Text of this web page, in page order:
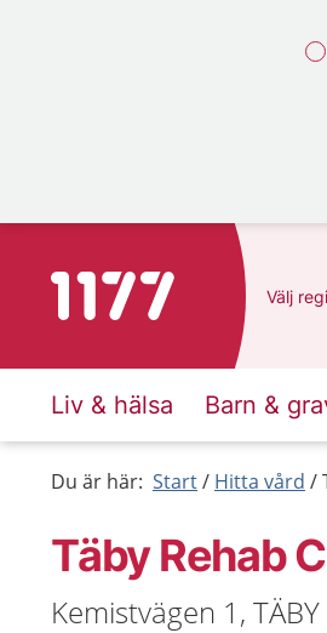
Till startsidan för 1177 Välj
Liv & hälsa Barn &
Du är här: Start Hitta vård
Täby Rehab
Kemistvägen 1, TÄBY